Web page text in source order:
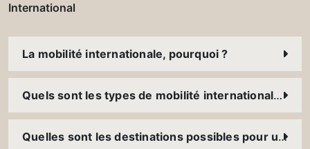
International
La mobilité internationale, pourquoi ?
Quels sont les types de mobilité internationale ?
Quelles sont les destinations possibles pour une mobilité à l’international ?